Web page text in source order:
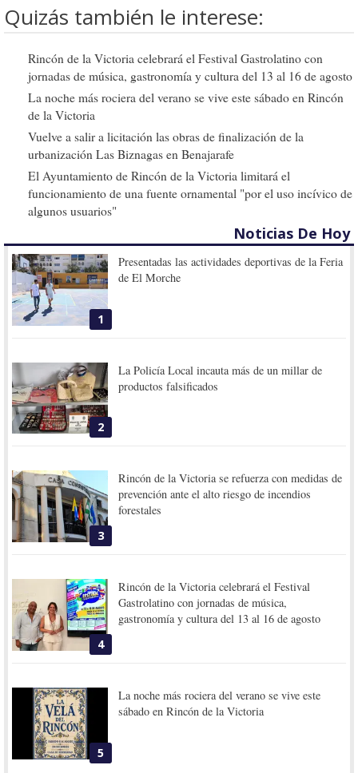
Quizás también le interese:
Rincón de la Victoria celebrará el Festival Gastrolatino con
jornadas de música, gastronomía y cultura del 13 al 16 de agosto
La noche más rociera del verano se vive este sábado en Rincón
de la Victoria
Vuelve a salir a licitación las obras de finalización de la
urbanización Las Biznagas en Benajarafe
El Ayuntamiento de Rincón de la Victoria limitará el
funcionamiento de una fuente ornamental "por el uso incívico de
algunos usuarios"
Noticias De Hoy
1
Presentadas las actividades deportivas de la Feria
de El Morche
2
La Policía Local incauta más de un millar de
productos falsificados
3
Rincón de la Victoria se refuerza con medidas de
prevención ante el alto riesgo de incendios
forestales
4
Rincón de la Victoria celebrará el Festival
Gastrolatino con jornadas de música,
gastronomía y cultura del 13 al 16 de agosto
5
La noche más rociera del verano se vive este
sábado en Rincón de la Victoria